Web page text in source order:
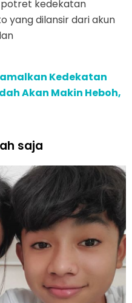
potret kedekatan
yang dilansir dari akun
Kedekatan
Akan Makin Heboh,
saja